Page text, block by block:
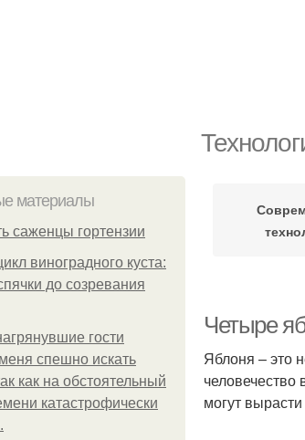
материалы
саженцы гортензии
виноградного куста:
до созревания
гости
спешно искать
как на обстоятельный
катастрофически
Четыре
Яблоня – это
человечество
могут